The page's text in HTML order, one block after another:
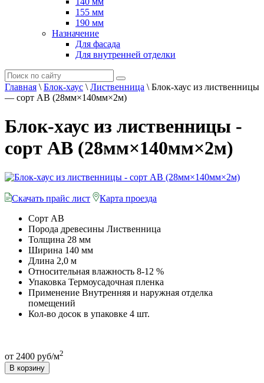
155 мм
190 мм
Назначение
Для фасада
Для внутренней отделки
Главная \ Блок-хаус \ Лиственница \ Блок-хаус из лиственницы
— сорт АВ (28мм×140мм×2м)
Блок-хаус из лиственницы -
сорт АВ (28мм×140мм×2м)
Скачать прайс лист
Карта проезда
Сорт АВ
Порода древесины Лиственница
Толщина 28 мм
Ширина 140 мм
Длина 2,0 м
Относительная влажность 8-12 %
Упаковка Термоусадочная пленка
Применение Внутренняя и наружная отделка
помещений
Кол-во досок в упаковке 4 шт.
от 2400 руб/м2
В корзину